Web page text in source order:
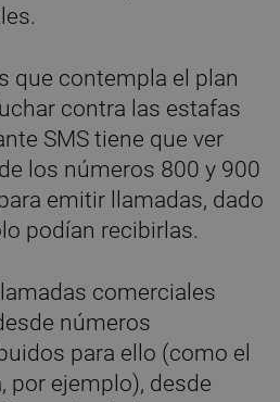
que contempla el plan
contra las estafas
SMS tiene que ver
los números 800 y 900
emitir llamadas, dado
podían recibirlas.
comerciales
números
para ello (como el
por ejemplo), desde